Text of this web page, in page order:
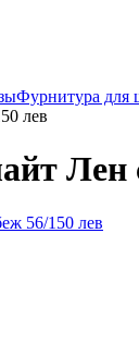
Фурнитура для
лев
Лен